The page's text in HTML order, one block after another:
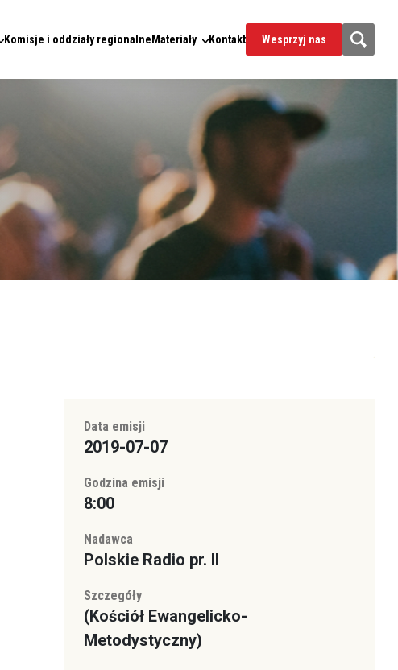
Komisje i oddziały regionalneMateriały Kontakt Wesprzyj nas
Data emisji
2019-07-07
Godzina emisji
8:00
Nadawca
Polskie Radio pr. II
Szczegóły
(Kościół Ewangelicko-
Metodystyczny)